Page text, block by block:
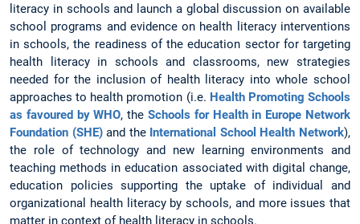
literacy in schools and launch a global discussion on available
school programs and evidence on health literacy interventions
in schools, the readiness of the education sector for targeting
health literacy in schools and classrooms, new strategies
needed for the inclusion of health literacy into whole school
approaches to health promotion (i.e. Health Promoting Schools
as favoured by WHO, theSchools for Health in Europe Network
Foundation (SHE)and the International School Health Network),
the role of technology and new learning environments and
teaching methods in education associated with digital change,
education policies supporting the uptake of individual and
organizational health literacy by schools, and more issues that